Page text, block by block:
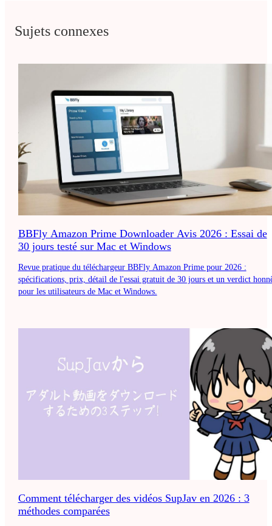
Sujets connexes
BBFly Amazon Prime Downloader Avis 2026 : Essai de
30 jours testé sur Mac et Windows
Revue pratique du téléchargeur BBFly Amazon Prime pour 2026 :
spécifications, prix, détail de l'essai gratuit de 30 jours et un verdict
pour les utilisateurs de Mac et Windows.
Comment télécharger des vidéos SupJav en 2026 : 3
méthodes comparées